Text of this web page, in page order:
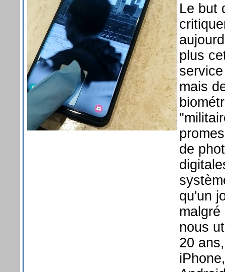
Le but
plus
mais
de
qu'un
nous
20